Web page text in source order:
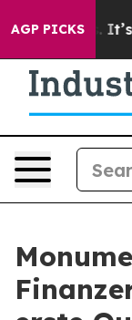
AGP PICKS
Gonna Cost